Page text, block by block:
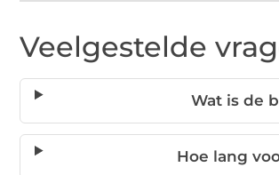
Veelgestelde
Wat is de
Hoe lang